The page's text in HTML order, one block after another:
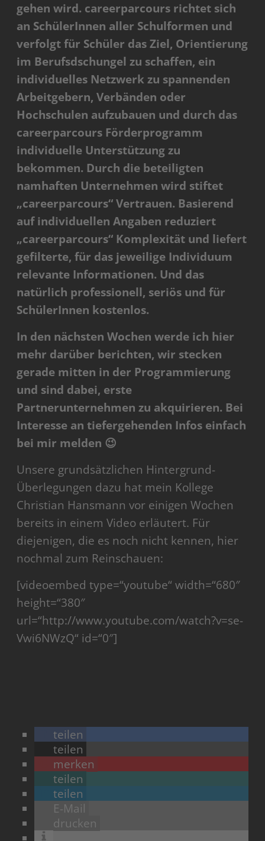
gehen wird. careerparcours richtet sich
an SchülerInnen aller Schulformen und
verfolgt für Schüler das Ziel, Orientierung
im Berufsdschungel zu schaffen, ein
individuelles Netzwerk zu spannenden
Arbeitgebern, Verbänden oder
Hochschulen aufzubauen und durch das
careerparcours Förderprogramm
individuelle Unterstützung zu
bekommen. Durch die beteiligten
namhaften Unternehmen wird stiftet
„careerparcours“ Vertrauen. Basierend
auf individuellen Angaben reduziert
„careerparcours“ Komplexität und liefert
gefilterte, für das jeweilige Individuum
relevante Informationen. Und das
natürlich professionell, seriös und für
SchülerInnen kostenlos.
In den nächsten Wochen werde ich hier
mehr darüber berichten, wir stecken
gerade mitten in der Programmierung
und sind dabei, erste
Partnerunternehmen zu akquirieren. Bei
Interesse an tiefergehenden Infos einfach
bei mir melden 😉
Unsere grundsätzlichen Hintergrund-
Überlegungen dazu hat mein Kollege
Christian Hansmann vor einigen Wochen
bereits in einem Video erläutert. Für
diejenigen, die es noch nicht kennen, hier
nochmal zum Reinschauen:
[videoembed type=“youtube“ width=“680″
height=“380″
url=“http://www.youtube.com/watch?v=se-
Vwi6NWzQ“ id=“0″]
teilen
teilen
merken
teilen
teilen
E-Mail
drucken